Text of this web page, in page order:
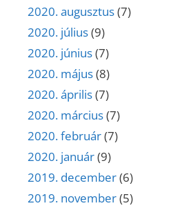
2020. augusztus(7)
2020. július(9)
2020. június(7)
2020. május(8)
2020. április(7)
2020. március(7)
2020. február(7)
2020. január(9)
2019. december(6)
2019. november(5)